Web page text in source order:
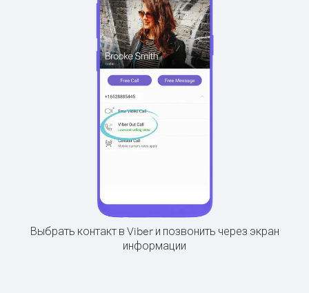
Выбрать контакт в Viber и позвонить через экран
информации